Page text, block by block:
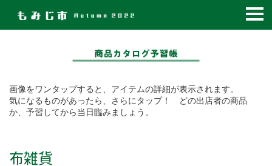
画像をワンタップすると、アイテムの詳細が表示されます。
気になるものがあったら、さらにタップ！ どの出店者の商品
か、予習してから当日臨みましょう。
布雑貨